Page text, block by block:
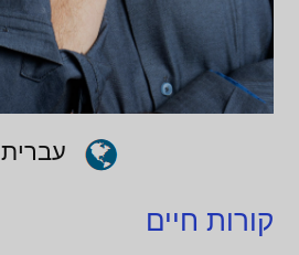
עברית
קורות חיים